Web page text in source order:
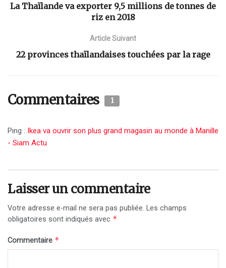
La Thaïlande va exporter 9,5 millions de tonnes de
riz en 2018
Article Suivant
22 provinces thaïlandaises touchées par la rage
Commentaires 1
Ping : Ikea va ouvrir son plus grand magasin au monde à Manille
- Siam Actu
Laisser un commentaire
Votre adresse e-mail ne sera pas publiée. Les champs
obligatoires sont indiqués avec *
Commentaire *